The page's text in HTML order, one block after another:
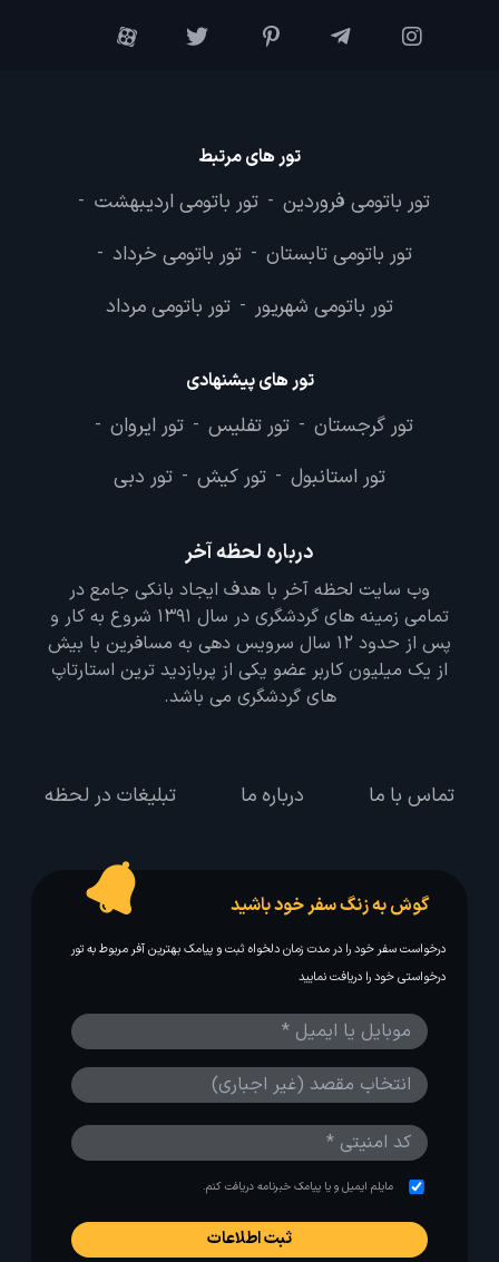
تور های مرتبط
تور باتومی فروردین - تور باتومی اردیبهشت -
تور باتومی تابستان - تور باتومی خرداد -
تور باتومی شهریور - تور باتومی مرداد
تور های پیشنهادی
تور گرجستان - تور تفلیس - تور ایروان -
تور استانبول - تور کیش - تور دبی
درباره لحظه آخر
وب سایت لحظه آخر با هدف ایجاد بانکی جامع در
تمامی زمینه های گردشگری در سال 1391 شروع به کار و
پس از حدود 12 سال سرویس دهی به مسافرین با بیش
از یک میلیون کاربر عضو یکی از پربازدید ترین استارتاپ
های گردشگری می باشد.
تماس با ما درباره ما تبلیغات در لحظه
گوش به زنگ سفر خود باشید
درخواست سفر خود را در مدت زمان دلخواه ثبت و پیامک بهترین آفر مربوط به تور
درخواستی خود را دریافت نمایید
مایلم ایمیل و یا پیامک خبرنامه دریافت کنم.